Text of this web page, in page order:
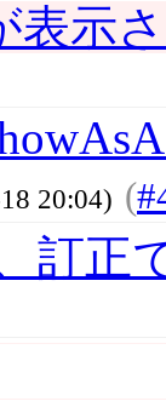
表示
20:04) (
訂正